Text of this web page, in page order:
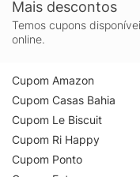
Mais descontos
Temos cupons
online.
Cupom Amazon
Cupom Casas Bahia
Cupom Le Biscuit
Cupom Ri Happy
Cupom Ponto